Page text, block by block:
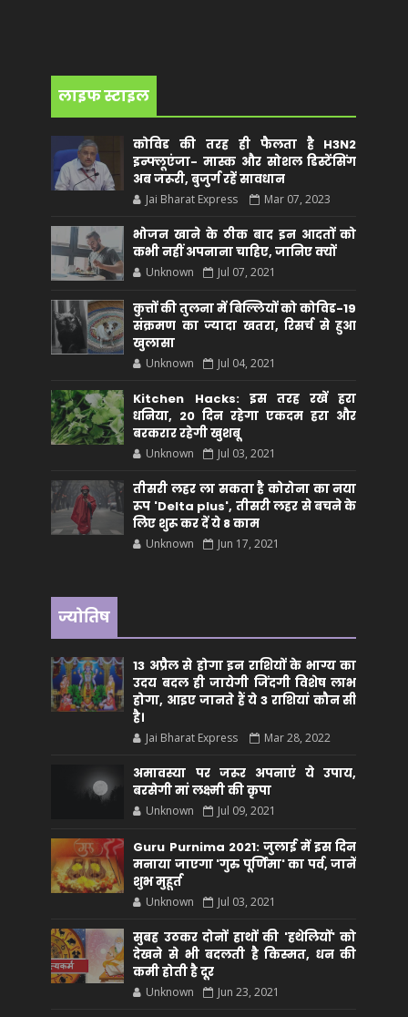
लाइफ स्टाइल
कोविड की तरह ही फैलता है H3N2
इन्फ्लूएंजा- मास्क और सोशल डिस्टेंसिंग
अब जरूरी, बुजुर्ग रहें सावधान
Jai Bharat Express Mar 07, 2023
भोजन खाने के ठीक बाद इन आदतों को
कभी नहीं अपनाना चाहिए, जानिए क्यों
Unknown Jul 07, 2021
कुत्तों की तुलना में बिल्लियों को कोविड-19
संक्रमण का ज्यादा खतरा, रिसर्च से हुआ
खुलासा
Unknown Jul 04, 2021
Kitchen Hacks: इस तरह रखें हरा
धनिया, 20 दिन रहेगा एकदम हरा और
बरकरार रहेगी खुशबू
Unknown Jul 03, 2021
तीसरी लहर ला सकता है कोरोना का नया
रूप 'Delta plus', तीसरी लहर से बचने के
लिए शुरू कर दें ये 8 काम
Unknown Jun 17, 2021
ज्योतिष
13 अप्रैल से होगा इन राशियों के भाग्य का
उदय बदल ही जायेगी जिंदगी विशेष लाभ
होगा, आइए जानते हैं ये 3 राशियां कौन सीं
है।
Jai Bharat Express Mar 28, 2022
अमावस्या पर जरूर अपनाएं ये उपाय,
बरसेगी मां लक्ष्मी की कृपा
Unknown Jul 09, 2021
Guru Purnima 2021: जुलाई में इस दिन
मनाया जाएगा 'गुरु पूर्णिमा' का पर्व, जानें
शुभ मुहूर्त
Unknown Jul 03, 2021
सुबह उठकर दोनों हाथों की 'हथेलियों' को
देखने से भी बदलती है किस्मत, धन की
कमी होती है दूर
Unknown Jun 23, 2021